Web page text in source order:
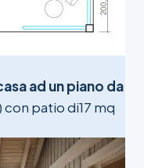
ad un piano da
con patio di17 mq